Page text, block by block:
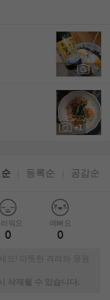
+1
등록순 공감순
러워요
0
예뻐요
0
! 따뜻한 격려와 응원
삭제될 수 있습니다.